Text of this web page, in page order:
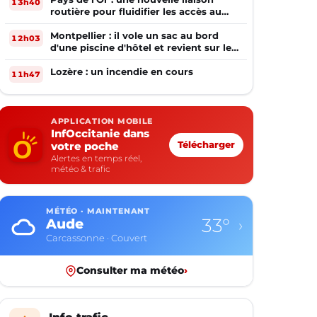
routière pour fluidifier les accès au
PIOM
12h03
Montpellier : il vole un sac au bord
d'une piscine d'hôtel et revient sur les
lieux le lendemain
11h47 Lozère : un incendie en cours
APPLICATION MOBILE
InfOccitanie dans
votre poche
Alertes en temps réel,
météo & trafic
Télécharger
MÉTÉO · MAINTENANT
Aude
Carcassonne · Couvert
33° ›
Consulter ma météo›